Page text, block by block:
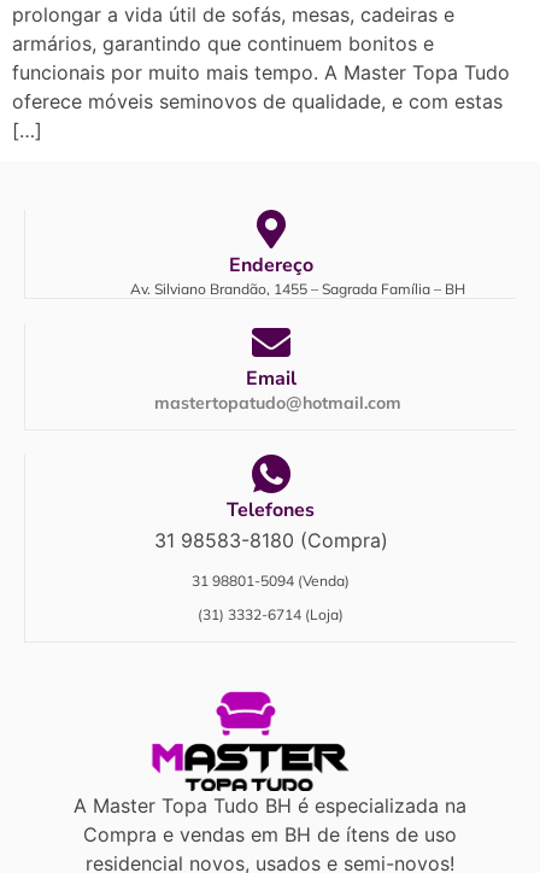
prolongar a vida útil de sofás, mesas, cadeiras e
armários, garantindo que continuem bonitos e
funcionais por muito mais tempo. A Master Topa Tudo
oferece móveis seminovos de qualidade, e com estas
[…]
Endereço
Av. Silviano Brandão, 1455 – Sagrada Família – BH
Email
mastertopatudo@hotmail.com
Telefones
31 98583-8180 (Compra)
31 98801-5094 (Venda)
(31) 3332-6714 (Loja)
A Master Topa Tudo BH é especializada na
Compra e vendas em BH de ítens de uso
residencial novos, usados e semi-novos!